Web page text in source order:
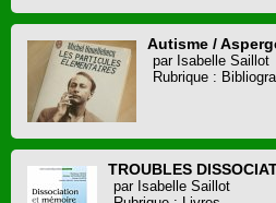
Autisme /
par Isabelle Saillot
Rubrique :
TROUBLES
par Isabelle Saillot